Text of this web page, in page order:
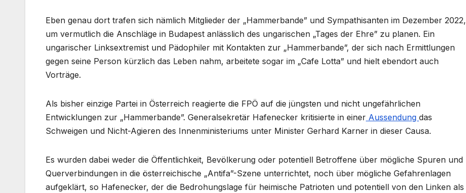
Eben genau dort trafen sich nämlich Mitglieder der „Hammerbande” und Sympathisanten im Dezember 2022,
um vermutlich die Anschläge in Budapest anlässlich des ungarischen „Tages der Ehre” zu planen. Ein
ungarischer Linksextremist und Pädophiler mit Kontakten zur „Hammerbande”, der sich nach Ermittlungen
gegen seine Person kürzlich das Leben nahm, arbeitete sogar im „Cafe Lotta” und hielt ebendort auch
Vorträge.
Als bisher einzige Partei in Österreich reagierte die FPÖ auf die jüngsten und nicht ungefährlichen
Entwicklungen zur „Hammerbande”. Generalsekretär Hafenecker kritisierte in einer Aussendung das
Schweigen und Nicht-Agieren des Innenministeriums unter Minister Gerhard Karner in dieser Causa.
Es wurden dabei weder die Öffentlichkeit, Bevölkerung oder potentiell Betroffene über mögliche Spuren und
Querverbindungen in die österreichische „Antifa”-Szene unterrichtet, noch über mögliche Gefahrenlagen
aufgeklärt, so Hafenecker, der die Bedrohungslage für heimische Patrioten und potentiell von den Linken als